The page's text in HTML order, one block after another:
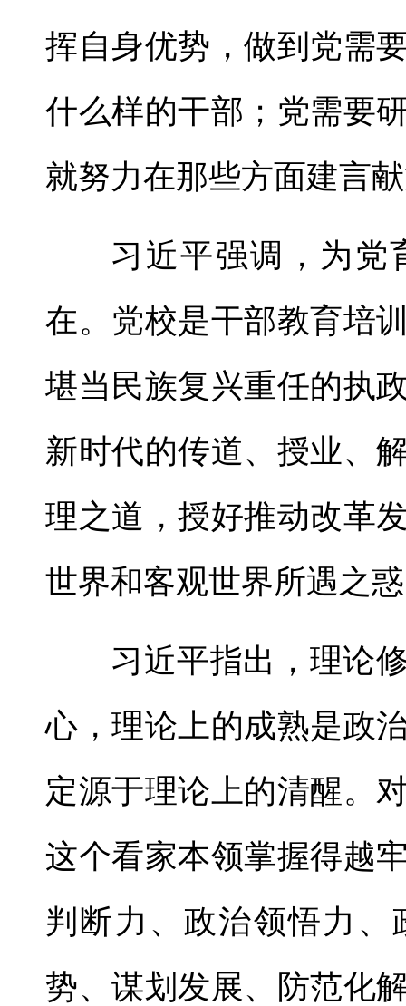
挥自身优势，做到党需
什么样的干部；党需要
就努力在那些方面建言
习近平强调，为党
在。党校是干部教育培
堪当民族复兴重任的执
新时代的传道、授业、
理之道，授好推动改革
世界和客观世界所遇之
习近平指出，理论
心，理论上的成熟是政
定源于理论上的清醒。
这个看家本领掌握得越
判断力、政治领悟力
势、谋划发展、防范化